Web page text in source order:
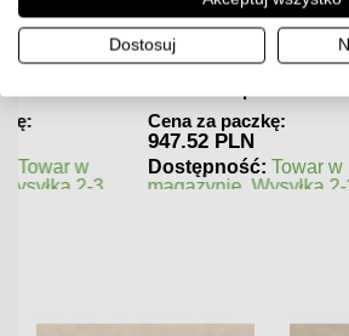
Gresowa Wysoki Połysk
329.00 PLN
Cena za paczkę:
Dostępność: Towar w
magazynie. Wysyłka 2-3
Cena
Dostosuj